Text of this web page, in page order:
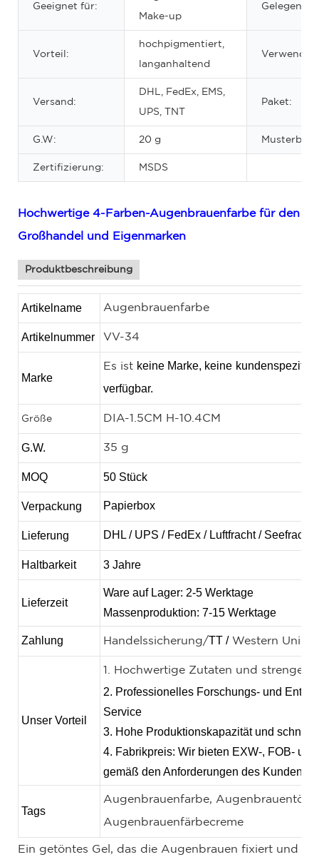
Geeignet für:
Make-up
Vorteil:
hochpigmentiert,
langanhaltend
Versand:
DHL, FedEx, EMS,
UPS, TNT
Paket:
G.W: 20 g
Zertifizierung: MSDS
Hochwertige 4-Farben-Augenbrauenfarbe für den
Großhandel und Eigenmarken
Produktbeschreibung
Artikelname Augenbrauenfarbe
Artikelnummer VV-34
Marke
Es ist keine Marke, keine
verfügbar.
Größe DIA-1.5CM H-10.4CM
G.W. 35 g
MOQ 50 Stück
Verpackung Papierbox
Lieferung DHL / UPS / FedEx / Luftfracht / Seefracht
Haltbarkeit 3 Jahre
Lieferzeit
Ware auf Lager: 2-5 Werktage
Massenproduktion: 7-15 Werktage
Zahlung Handelssicherung/TT / Western
Unser Vorteil
1. Hochwertige Zutaten und strenge
2. Professionelles Forschungs- und
Service
3. Hohe Produktionskapazität und
4. Fabrikpreis: Wir bieten EXW-, FOB-
gemäß den Anforderungen des Kunden
Tags
Augenbrauenfarbe,
Augenbrauenfärbecreme
Ein getöntes Gel, das die Augenbrauen fixiert und